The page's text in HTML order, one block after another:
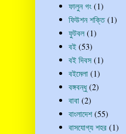
ফালুন গং (1)
ফিউশন শক্তি (1)
ফুটবল (1)
বই (53)
বই দিবস (1)
বইমেলা (1)
বঙ্গবন্ধু (2)
বাবা (2)
বাংলাদেশ (55)
বাসযোগ্য শহর (1)